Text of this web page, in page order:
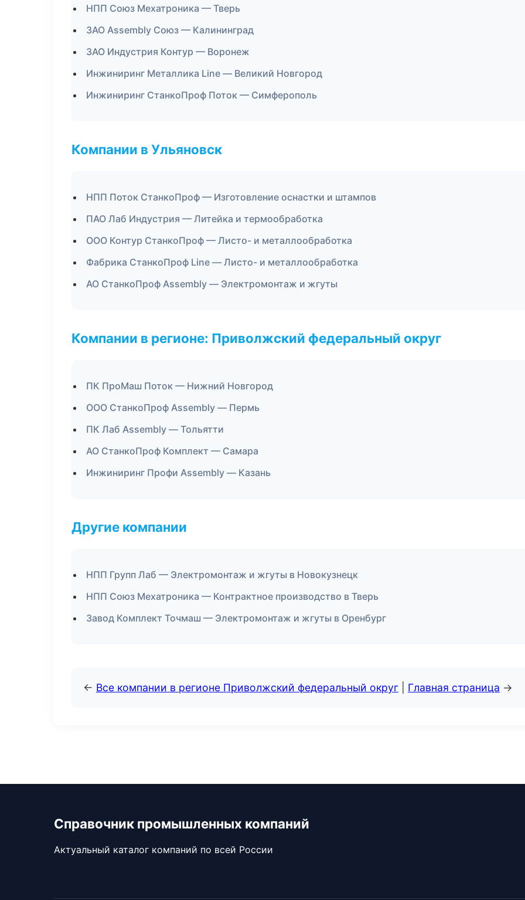
НПП Союз Мехатроника — Тверь
ЗАО Assembly Союз — Калининград
ЗАО Индустрия Контур — Воронеж
Инжиниринг Металлика Line — Великий Новгород
Инжиниринг СтанкоПроф Поток — Симферополь
Компании в Ульяновск
НПП Поток СтанкоПроф — Изготовление оснастки и штампов
ПАО Лаб Индустрия — Литейка и термообработка
ООО Контур СтанкоПроф — Листо- и металлообработка
Фабрика СтанкоПроф Line — Листо- и металлообработка
АО СтанкоПроф Assembly — Электромонтаж и жгуты
Компании в регионе: Приволжский федеральный округ
ПК ПроМаш Поток — Нижний Новгород
ООО СтанкоПроф Assembly — Пермь
ПК Лаб Assembly — Тольятти
АО СтанкоПроф Комплект — Самара
Инжиниринг Профи Assembly — Казань
Другие компании
НПП Групп Лаб — Электромонтаж и жгуты в Новокузнецк
НПП Союз Мехатроника — Контрактное производство в Тверь
Завод Комплект Точмаш — Электромонтаж и жгуты в Оренбург
← Все компании в регионе Приволжский федеральный округ Главная страница →
Справочник промышленных компаний
Актуальный каталог компаний по всей России